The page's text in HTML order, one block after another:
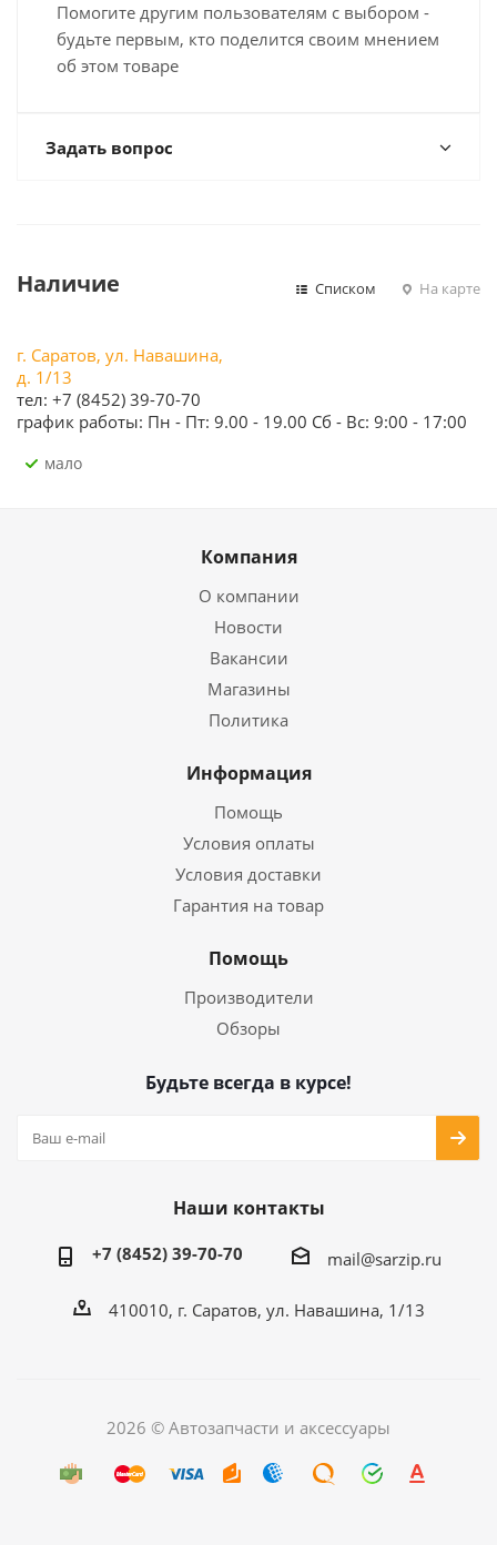
Помогите другим пользователям с выбором -
будьте первым, кто поделится своим мнением
об этом товаре
Задать вопрос
Наличие Списком На карте
г. Саратов, ул. Навашина,
д. 1/13
тел: +7 (8452) 39-70-70
график работы: Пн - Пт: 9.00 - 19.00 Сб - Вс: 9:00 - 17:00
Мало
Компания
О компании
Новости
Вакансии
Магазины
Политика
Информация
Помощь
Условия оплаты
Условия доставки
Гарантия на товар
Помощь
Производители
Обзоры
Будьте всегда в курсе!
Наши контакты
+7 (8452) 39-70-70 mail@sarzip.ru
410010, г. Саратов, ул. Навашина, 1/13
2026 © Автозапчасти и аксессуары